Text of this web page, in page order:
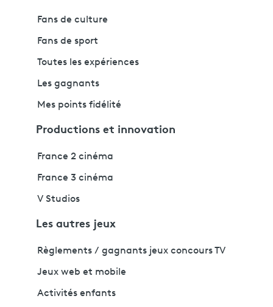
Fans de culture
Fans de sport
Toutes les expériences
Les gagnants
Mes points fidélité
Productions et innovation
France 2 cinéma
France 3 cinéma
V Studios
Les autres jeux
Règlements / gagnants jeux concours TV
Jeux web et mobile
Activités enfants